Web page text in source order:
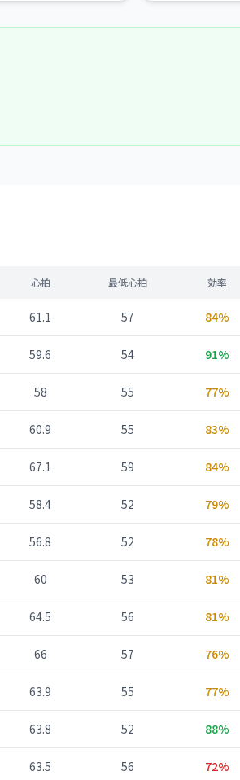
心拍 最低心拍 効率
61.1 57 84%
59.6 54 91%
58 55 77%
60.9 55 83%
67.1 59 84%
58.4 52 79%
56.8 52 78%
60 53 81%
64.5 56 81%
66 57 76%
63.9 55 77%
63.8 52 88%
63.5 56 72%